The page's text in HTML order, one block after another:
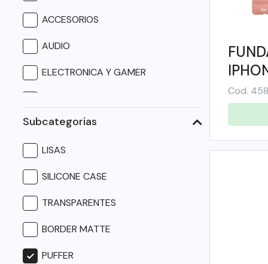
ACCESORIOS
AUDIO
ELECTRONICA Y GAMER
CABLES
REPUESTOS
HERRAMIENTAS
BICICLETAS
ARTICULOS PARA EL HOGAR
Subcategorias
LISAS
SILICONE CASE
TRANSPARENTES
BORDER MATTE
PUFFER
Cod.